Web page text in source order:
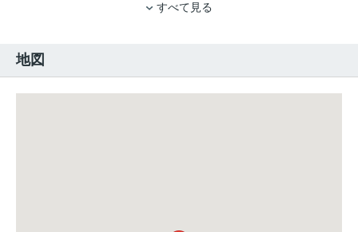
すべて見る
地図